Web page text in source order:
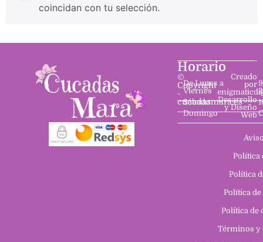
coincidan con tu selección.
Horario
De Lunes a
Viernes
Sábado
Domingo
Política
Política
Política
Política de
Términos y
©
Copyright
-
cucadasmara.es
Creado
por
Desarrollo
y Diseño
Web